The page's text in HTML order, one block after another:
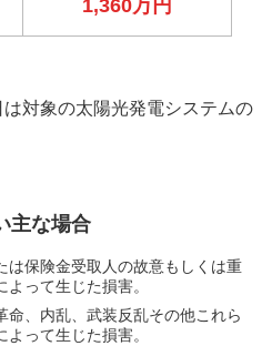
1,360万円
対象の太陽光発電システムの
主な場合
は保険金受取人の故意もしくは重
って生じた損害。
命、内乱、武装反乱その他これら
って生じた損害。